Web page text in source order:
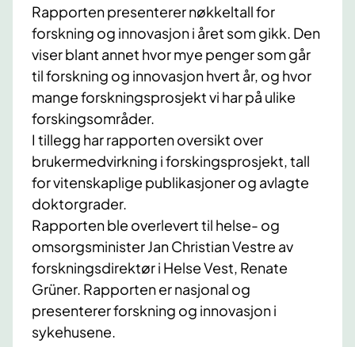
Rapporten presenterer nøkkeltall for
forskning og innovasjon i året som gikk. Den
viser blant annet hvor mye penger som går
til forskning og innovasjon hvert år, og hvor
mange forskningsprosjekt vi har på ulike
forskingsområder.
I tillegg har rapporten oversikt over
brukermedvirkning i forskingsprosjekt, tall
for vitenskaplige publikasjoner og avlagte
doktorgrader.
Rapporten ble overlevert til helse- og
omsorgsminister Jan Christian Vestre av
forskningsdirektør i Helse Vest, Renate
Grüner. Rapporten er nasjonal og
presenterer forskning og innovasjon i
sykehusene.